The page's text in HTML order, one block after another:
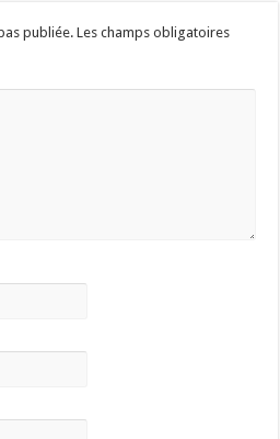
publiée. Les champs obligatoires